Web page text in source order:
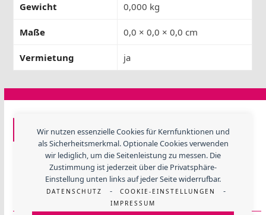
Wir nutzen essenzielle Cookies für Kernfunktionen und
als Sicherheitsmerkmal. Optionale Cookies verwenden
wir lediglich, um die Seitenleistung zu messen. Die
Zustimmung ist jederzeit über die Privatsphäre-
Einstellung unten links auf jeder Seite widerrufbar.
DATENSCHUTZ - COOKIE-EINSTELLUNGEN -
IMPRESSUM
Gewicht 0,000 kg
Maße 0,0 × 0,0 × 0,0 cm
Vermietung ja
GF EVENTTECHNIK
Lerchenweide 3, 67480 Edenkoben
Telefon+ 49 (06323) 984 330
E-Mail:info@gfevent.de
Mehr über Gaumenfreunde